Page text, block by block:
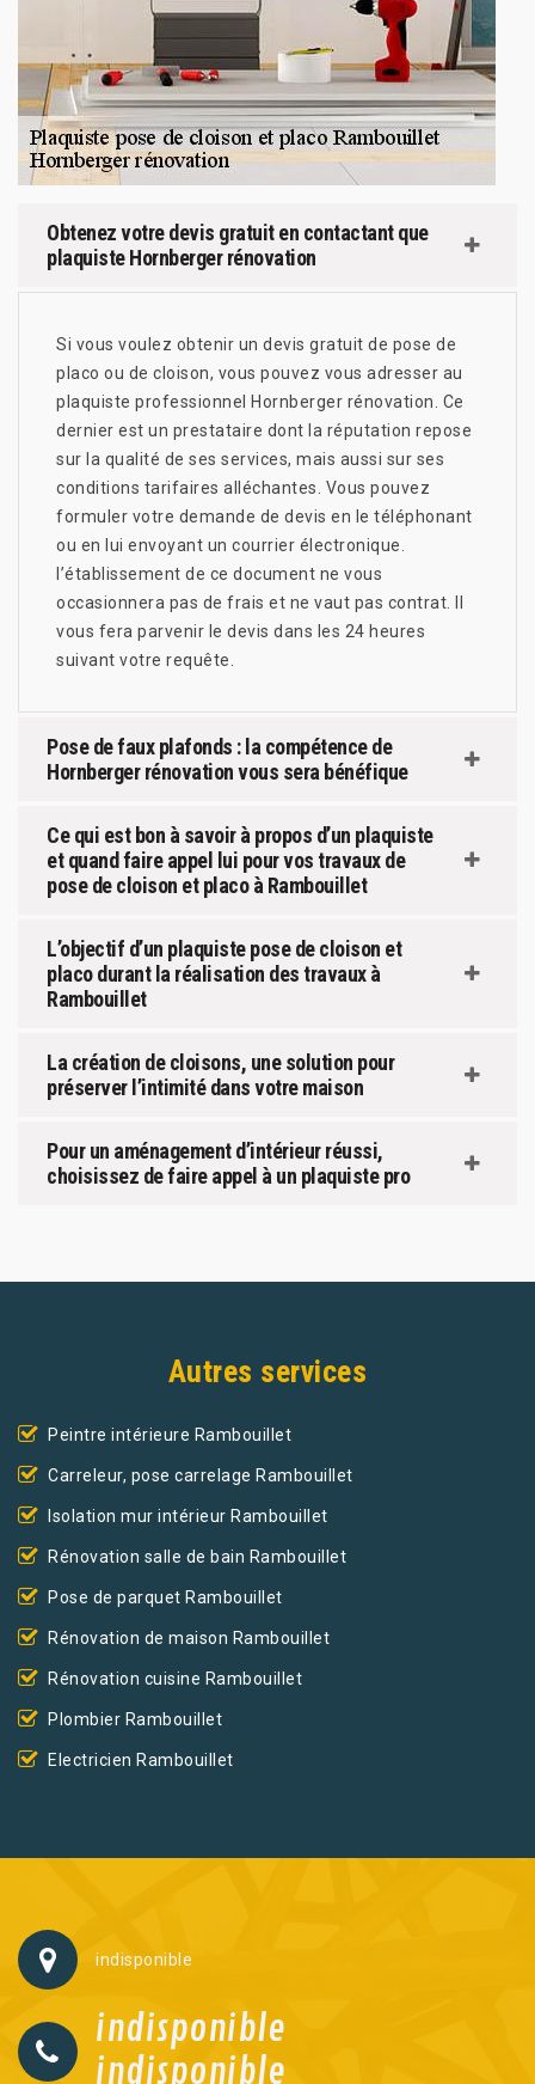
Obtenez votre devis gratuit en contactant que
plaquiste Hornberger rénovation
Si vous voulez obtenir un devis gratuit de pose de
placo ou de cloison, vous pouvez vous adresser au
plaquiste professionnel Hornberger rénovation. Ce
dernier est un prestataire dont la réputation repose
sur la qualité de ses services, mais aussi sur ses
conditions tarifaires alléchantes. Vous pouvez
formuler votre demande de devis en le téléphonant
ou en lui envoyant un courrier électronique.
l’établissement de ce document ne vous
occasionnera pas de frais et ne vaut pas contrat. Il
vous fera parvenir le devis dans les 24 heures
suivant votre requête.
Pose de faux plafonds : la compétence de
Hornberger rénovation vous sera bénéfique
Ce qui est bon à savoir à propos d’un plaquiste
et quand faire appel lui pour vos travaux de
pose de cloison et placo à Rambouillet
L’objectif d’un plaquiste pose de cloison et
placo durant la réalisation des travaux à
Rambouillet
La création de cloisons, une solution pour
préserver l’intimité dans votre maison
Pour un aménagement d’intérieur réussi,
choisissez de faire appel à un plaquiste pro
Autres services
Peintre intérieure Rambouillet
Carreleur, pose carrelage Rambouillet
Isolation mur intérieur Rambouillet
Rénovation salle de bain Rambouillet
Pose de parquet Rambouillet
Rénovation de maison Rambouillet
Rénovation cuisine Rambouillet
Plombier Rambouillet
Electricien Rambouillet
indisponible
indisponible
indisponible